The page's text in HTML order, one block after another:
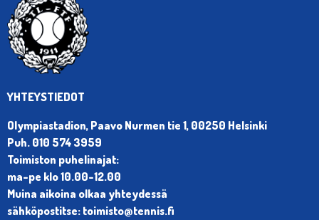
YHTEYSTIEDOT
Olympiastadion, Paavo Nurmen tie 1, 00250 Helsinki
Puh. 010 574 3959
Toimiston puhelinajat:
ma-pe klo 10.00-12.00
Muina aikoina olkaa yhteydessä
sähköpostitse: toimisto@tennis.fi